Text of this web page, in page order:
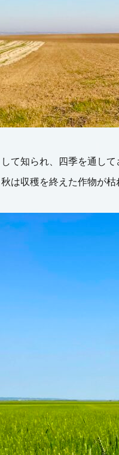
て知られ、四季を通し
は収穫を終えた作物が